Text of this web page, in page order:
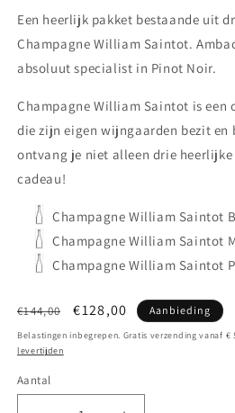
Een heerlijk pakket bestaande uit
Champagne William Saintot.
absoluut specialist in Pinot Noir.
Champagne William Saintot is een
die zijn eigen wijngaarden bezit en
ontvang je niet alleen drie
cadeau!
Champagne William Saintot
Champagne William Saintot
Champagne William Saintot
Normale
prijs
€144,00 Aanbiedingsprijs
€128,00 Aanbieding
Belastingen inbegrepen. Gratis verzending vanaf €
levertijden
Aantal